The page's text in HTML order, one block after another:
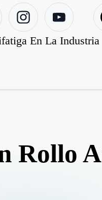
instagram.comyoutube.com
En La Industria
Rollo